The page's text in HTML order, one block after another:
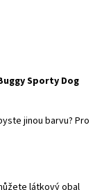
Sporty Dog
jinou barvu? Pro